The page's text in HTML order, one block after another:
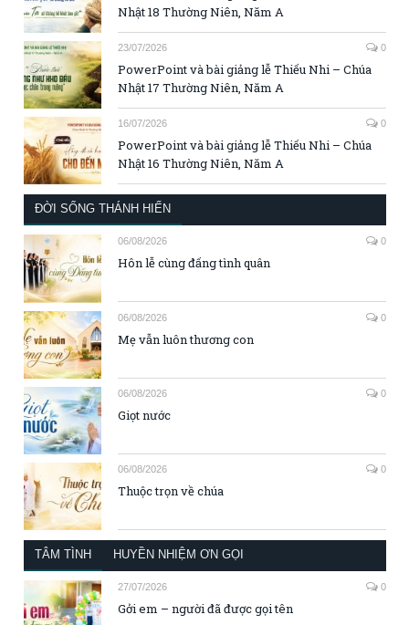
Nhật 18 Thường Niên, Năm A
23/07/2026 0
PowerPoint và bài giảng lễ Thiếu Nhi – Chúa
Nhật 17 Thường Niên, Năm A
16/07/2026 0
PowerPoint và bài giảng lễ Thiếu Nhi – Chúa
Nhật 16 Thường Niên, Năm A
ĐỜI SỐNG THÁNH HIẾN
06/08/2026 0
Hôn lễ cùng đấng tình quân
06/08/2026 0
Mẹ vẫn luôn thương con
06/08/2026 0
Giọt nước
06/08/2026 0
Thuộc trọn về chúa
TÂM TÌNH HUYỀN NHIỆM ƠN GỌI
27/07/2026 0
Gởi em – người đã được gọi tên